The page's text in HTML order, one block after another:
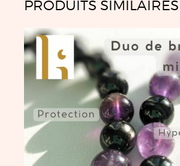
PRODUITS SIMILAIRES